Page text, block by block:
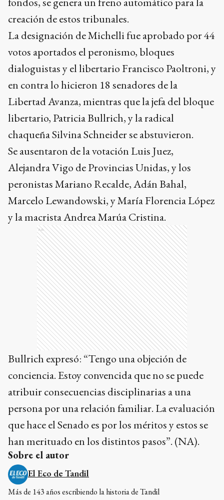
creación de estos tribunales.
La designación de Michelli fue aprobado por 44
votos aportados el peronismo, bloques
dialoguistas y el libertario Francisco Paoltroni, y
en contra lo hicieron 18 senadores de la
Libertad Avanza, mientras que la jefa del bloque
libertario, Patricia Bullrich, y la radical
chaqueña Silvina Schneider se abstuvieron.
Se ausentaron de la votación Luis Juez,
Alejandra Vigo de Provincias Unidas, y los
peronistas Mariano Recalde, Adán Bahal,
Marcelo Lewandowski, y María Florencia López
y la macrista Andrea Marúa Cristina.
Ads
Bullrich expresó: “Tengo una objeción de
conciencia. Estoy convencida que no se puede
atribuir consecuencias disciplinarias a una
persona por una relación familiar. La evaluación
que hace el Senado es por los méritos y estos se
han merituado en los distintos pasos”. (NA).
Sobre el autor
El Eco de Tandil
Más de 143 años escribiendo la historia de Tandil